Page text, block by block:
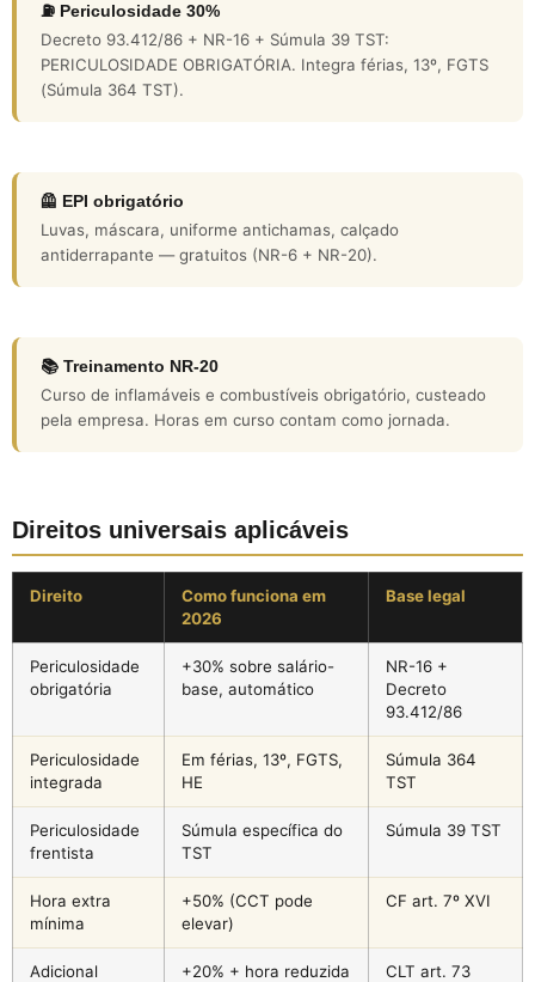
⛽ Periculosidade 30%
Decreto 93.412/86 + NR-16 + Súmula 39 TST:
PERICULOSIDADE OBRIGATÓRIA. Integra férias, 13º, FGTS
(Súmula 364 TST).
🦺 EPI obrigatório
Luvas, máscara, uniforme antichamas, calçado
antiderrapante — gratuitos (NR-6 + NR-20).
📚 Treinamento NR-20
Curso de inflamáveis e combustíveis obrigatório, custeado
pela empresa. Horas em curso contam como jornada.
Direitos universais aplicáveis
Direito
Como funciona em
2026
Base legal
Periculosidade
obrigatória
+30% sobre salário-
base, automático
NR-16 +
Decreto
93.412/86
Periculosidade
integrada
Em férias, 13º, FGTS,
HE
Súmula 364
TST
Periculosidade
frentista
Súmula específica do
TST
Súmula 39 TST
Hora extra
mínima
+50% (CCT pode
elevar)
CF art. 7º XVI
Adicional
+20% + hora reduzida
CLT art. 73